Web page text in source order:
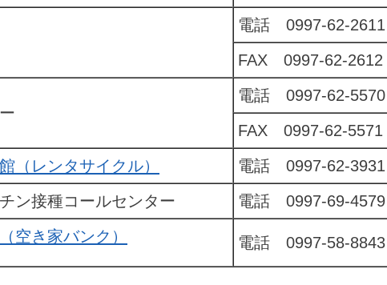
電話 0997-62-2611
FAX 0997-62-2612
電話 0997-62-5570
FAX 0997-62-5571
（レンタサイクル）
電話 0997-62-3931
ン接種コールセンター
電話 0997-69-4579
空き家バンク）
電話 0997-58-8843